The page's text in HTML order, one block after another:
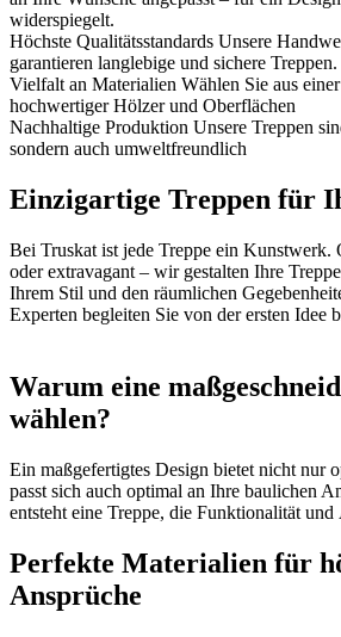
widerspiegelt.
Höchste Qualitätsstandards Unsere
garantieren langlebige und sichere Treppen.
Vielfalt an Materialien Wählen Sie aus
hochwertiger Hölzer und Oberflächen
Nachhaltige Produktion Unsere Treppen
sondern auch umweltfreundlich
Einzigartige Treppen für
Bei Truskat ist jede Treppe ein Kunstwerk.
oder extravagant – wir gestalten Ihre
Ihrem Stil und den räumlichen
Experten begleiten Sie von der ersten Idee
Warum eine
wählen?
Ein maßgefertigtes Design bietet nicht nur
passt sich auch optimal an Ihre baulichen
entsteht eine Treppe, die Funktionalität
Perfekte Materialien für
Ansprüche